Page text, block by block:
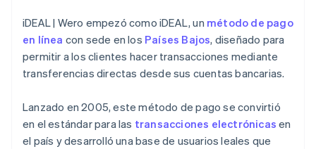
iDEAL | Wero empezó como iDEAL, un método de pago
en línea con sede en los Países Bajos, diseñado para
permitir a los clientes hacer transacciones mediante
transferencias directas desde sus cuentas bancarias.
Lanzado en 2005, este método de pago se convirtió
en el estándar para las transacciones electrónicas en
el país y desarrolló una base de usuarios leales que